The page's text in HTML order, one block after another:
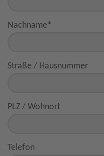
Nachname*
Straße / Hausnummer
PLZ / Wohnort
Telefon